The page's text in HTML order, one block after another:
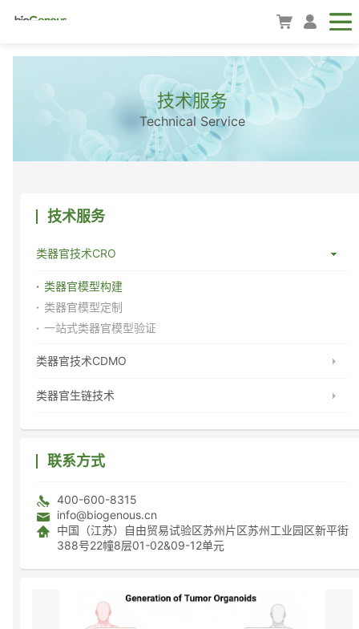
技术服务
Technical Service
技术服务
类器官技术CRO
类器官模型构建
类器官模型定制
一站式类器官模型验证
类器官技术CDMO
类器官生链技术
联系方式
400-600-8315
info@biogenous.cn
中国（江苏）自由贸易试验区苏州片区苏州工业园区新平街
388号22幢8层01-02&09-12单元